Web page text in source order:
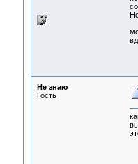
Не знаю
Гость